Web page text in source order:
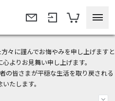
々に謹んでお悔やみを申し上げますと
よりお見舞い申し上げます。
の皆さまが平穏な生活を取り戻される
たします。
い合わせ＞
クーポンプレゼント！